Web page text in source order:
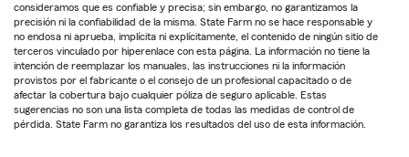
consideramos que es confiable y precisa; sin embargo, no garantizamos la
precisión ni la confiabilidad de la misma. State Farm no se hace responsable y
no endosa ni aprueba, implícita ni explícitamente, el contenido de ningún sitio de
terceros vinculado por hiperenlace con esta página. La información no tiene la
intención de reemplazar los manuales, las instrucciones ni la información
provistos por el fabricante o el consejo de un profesional capacitado o de
afectar la cobertura bajo cualquier póliza de seguro aplicable. Estas
sugerencias no son una lista completa de todas las medidas de control de
pérdida. State Farm no garantiza los resultados del uso de esta información.